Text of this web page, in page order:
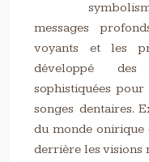
messages
voyants et les
développé des
sophistiquées
songes dentaires.
du monde onirique
derrière les visions